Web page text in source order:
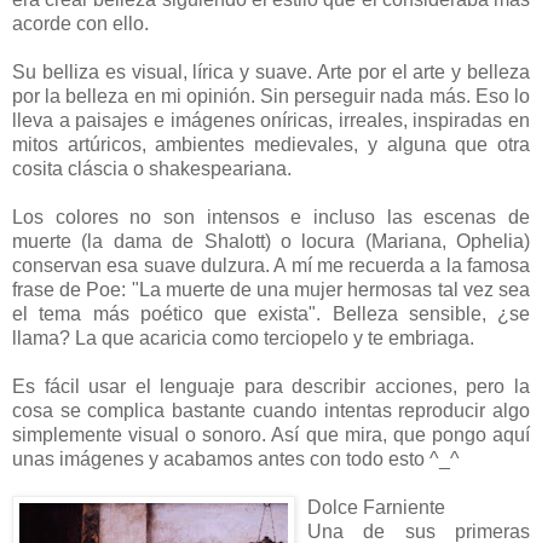
acorde con ello.
Su belliza es visual, lírica y suave. Arte por el arte y belleza
por la belleza en mi opinión. Sin perseguir nada más. Eso lo
lleva a paisajes e imágenes oníricas, irreales, inspiradas en
mitos artúricos, ambientes medievales, y alguna que otra
cosita cláscia o shakespeariana.
Los colores no son intensos e incluso las escenas de
muerte (la dama de Shalott) o locura (Mariana, Ophelia)
conservan esa suave dulzura. A mí me recuerda a la famosa
frase de Poe: "La muerte de una mujer hermosas tal vez sea
el tema más poético que exista". Belleza sensible, ¿se
llama? La que acaricia como terciopelo y te embriaga.
Es fácil usar el lenguaje para describir acciones, pero la
cosa se complica bastante cuando intentas reproducir algo
simplemente visual o sonoro. Así que mira, que pongo aquí
unas imágenes y acabamos antes con todo esto ^_^
Dolce Farniente
Una de sus primeras